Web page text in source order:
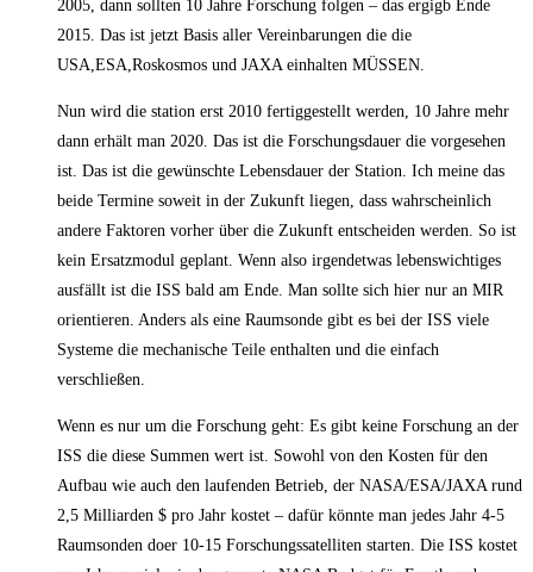
2005, dann sollten 10 Jahre Forschung folgen – das ergigb Ende
2015. Das ist jetzt Basis aller Vereinbarungen die die
USA,ESA,Roskosmos und JAXA einhalten MÜSSEN.
Nun wird die station erst 2010 fertiggestellt werden, 10 Jahre mehr
dann erhält man 2020. Das ist die Forschungsdauer die vorgesehen
ist. Das ist die gewünschte Lebensdauer der Station. Ich meine das
beide Termine soweit in der Zukunft liegen, dass wahrscheinlich
andere Faktoren vorher über die Zukunft entscheiden werden. So ist
kein Ersatzmodul geplant. Wenn also irgendetwas lebenswichtiges
ausfällt ist die ISS bald am Ende. Man sollte sich hier nur an MIR
orientieren. Anders als eine Raumsonde gibt es bei der ISS viele
Systeme die mechanische Teile enthalten und die einfach
verschließen.
Wenn es nur um die Forschung geht: Es gibt keine Forschung an der
ISS die diese Summen wert ist. Sowohl von den Kosten für den
Aufbau wie auch den laufenden Betrieb, der NASA/ESA/JAXA rund
2,5 Milliarden $ pro Jahr kostet – dafür könnte man jedes Jahr 4-5
Raumsonden doer 10-15 Forschungssatelliten starten. Die ISS kostet